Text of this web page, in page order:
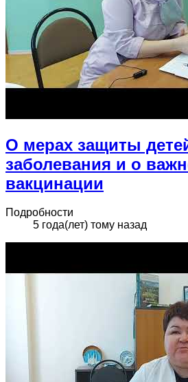
О мерах защиты
заболевания и о
вакцинации
Подробности
5 года(лет) тому назад